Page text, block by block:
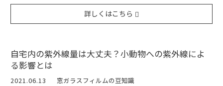
詳しくはこちら
自宅内の紫外線量は大丈夫？小動物への紫外線によ
る影響とは
2021.06.13 窓ガラスフィルムの豆知識